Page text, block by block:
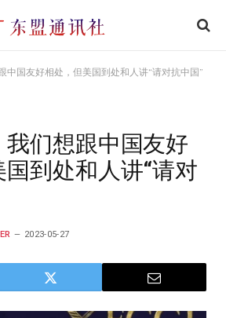
中国友好相处，但美国到处和人讲“请对抗中国”
我们想跟中国友好
到处和人讲“请对
2023-05-27